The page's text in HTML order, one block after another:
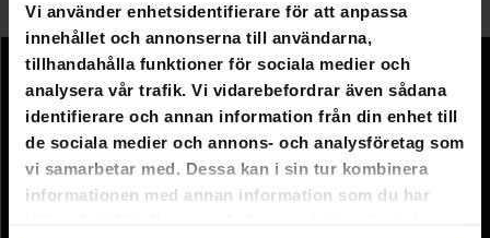
Vi använder enhetsidentifierare för att anpassa
innehållet och annonserna till användarna,
tillhandahålla funktioner för sociala medier och
analysera vår trafik. Vi vidarebefordrar även sådana
identifierare och annan information från din enhet till
de sociala medier och annons- och analysföretag som
vi samarbetar med. Dessa kan i sin tur kombinera
informationen med annan information som du har
Våffeljärn & smörgåsgrillar
Information
Företagsinformation
Om oss